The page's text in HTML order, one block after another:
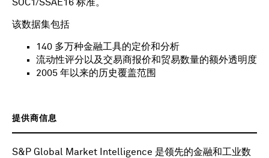
SOC1/SSAE16 标准。
该数据集包括
140 多万种金融工具的定价和分析
流动性评分以及交易商报价和贸易数量的额外透明度
2005 年以来的历史覆盖范围
提供商信息
S&P Global Market Intelligence 是领先的金融和工业数